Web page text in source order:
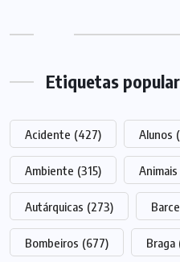
Etiquetas
Acidente (427) Alunos
Ambiente (315) Animais
Autárquicas (273)
Bombeiros (677) Braga